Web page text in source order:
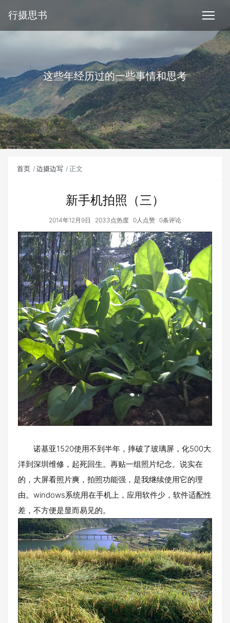
行摄思书
这些年经历过的一些事情和思考
首页 边摄边写 正文
新手机拍照（三）
2014年12月9日 2033点热度 0人点赞 0条评论
诺基亚1520使用不到半年，摔破了玻璃屏，化500大
洋到深圳维修，起死回生。再贴一组照片纪念。说实在
的，大屏看照片爽，拍照功能强，是我继续使用它的理
由。windows系统用在手机上，应用软件少，软件适配性
差，不方便是显而易见的。